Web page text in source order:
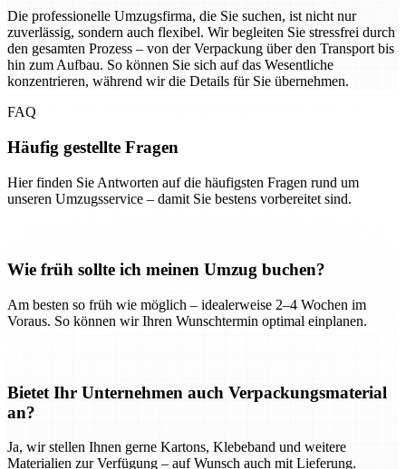
Die professionelle Umzugsfirma, die Sie suchen, ist nicht nur
zuverlässig, sondern auch flexibel. Wir begleiten Sie stressfrei durch
den gesamten Prozess – von der Verpackung über den Transport bis
hin zum Aufbau. So können Sie sich auf das Wesentliche
konzentrieren, während wir die Details für Sie übernehmen.
FAQ
Häufig gestellte Fragen
Hier finden Sie Antworten auf die häufigsten Fragen rund um
unseren Umzugsservice – damit Sie bestens vorbereitet sind.
Wie früh sollte ich meinen Umzug buchen?
Am besten so früh wie möglich – idealerweise 2–4 Wochen im
Voraus. So können wir Ihren Wunschtermin optimal einplanen.
Bietet Ihr Unternehmen auch Verpackungsmaterial
an?
Ja, wir stellen Ihnen gerne Kartons, Klebeband und weitere
Materialien zur Verfügung – auf Wunsch auch mit Lieferung.